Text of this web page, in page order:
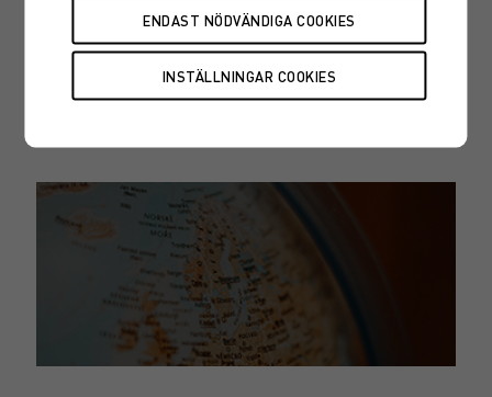
Tidigare publicerade
Makroanalyser